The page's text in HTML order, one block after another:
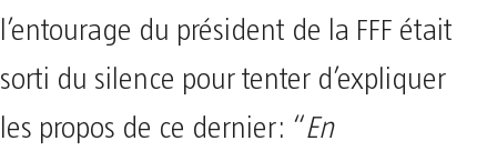
l’entourage du président de la FFF était
sorti du silence pour tenter d’expliquer
les propos de ce dernier: “En